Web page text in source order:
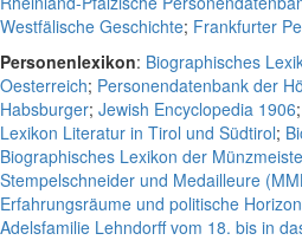
Westfälische Geschichte; Frankfurter
Personenlexikon: Biographisches
Oesterreich; Personendatenbank der
Habsburger; Jewish Encyclopedia 1906;
Lexikon Literatur in Tirol und Südtirol;
Biographisches Lexikon der
Stempelschneider und Medailleure
Erfahrungsräume und politische
Adelsfamilie Lehndorff vom 18. bis in